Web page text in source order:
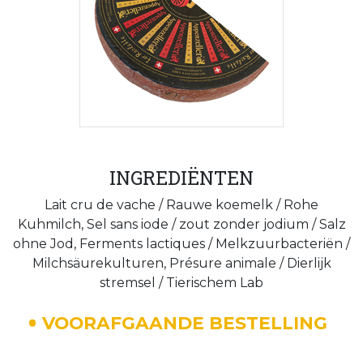
INGREDIËNTEN
Lait cru de vache / Rauwe koemelk / Rohe
Kuhmilch, Sel sans iode / zout zonder jodium / Salz
ohne Jod, Ferments lactiques / Melkzuurbacteriën /
Milchsäurekulturen, Présure animale / Dierlijk
stremsel / Tierischem Lab
VOORAFGAANDE BESTELLING